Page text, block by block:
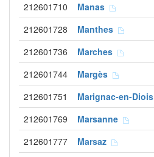
212601710 Manas
212601728 Manthes
212601736 Marches
212601744 Margès
212601751 Marignac-en-Diois
212601769 Marsanne
212601777 Marsaz